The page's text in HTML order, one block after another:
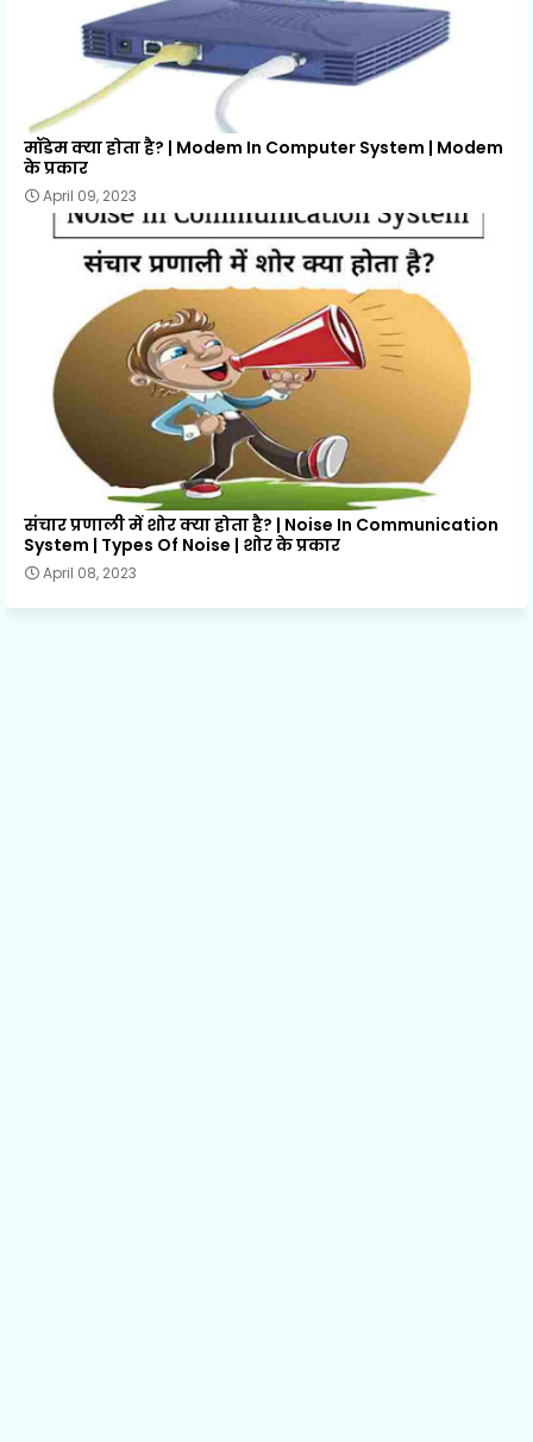
मॉडेम क्या होता है? | Modem In Computer System | Modem
के प्रकार
April 09, 2023
संचार प्रणाली में शोर क्या होता है? | Noise In Communication
System | Types Of Noise | शोर के प्रकार
April 08, 2023